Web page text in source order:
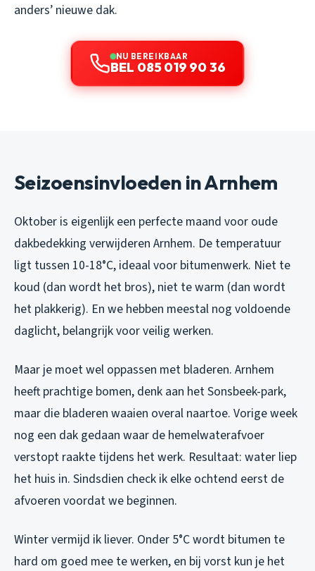
anders’ nieuwe dak.
NU BEREIKBAAR
BEL 085 019 90 36
Seizoensinvloeden in Arnhem
Oktober is eigenlijk een perfecte maand voor oude
dakbedekking verwijderen Arnhem. De temperatuur
ligt tussen 10-18°C, ideaal voor bitumenwerk. Niet te
koud (dan wordt het bros), niet te warm (dan wordt
het plakkerig). En we hebben meestal nog voldoende
daglicht, belangrijk voor veilig werken.
Maar je moet wel oppassen met bladeren. Arnhem
heeft prachtige bomen, denk aan het Sonsbeek-park,
maar die bladeren waaien overal naartoe. Vorige week
nog een dak gedaan waar de hemelwaterafvoer
verstopt raakte tijdens het werk. Resultaat: water liep
het huis in. Sindsdien check ik elke ochtend eerst de
afvoeren voordat we beginnen.
Winter vermijd ik liever. Onder 5°C wordt bitumen te
hard om goed mee te werken, en bij vorst kun je het